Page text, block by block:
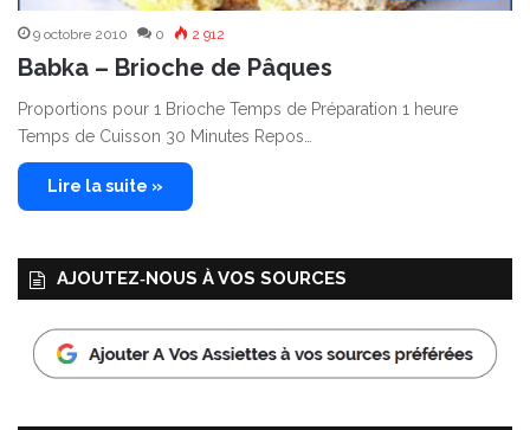
9 octobre 2010 0 2 912
Babka – Brioche de Pâques
Proportions pour 1 Brioche Temps de Préparation 1 heure
Temps de Cuisson 30 Minutes Repos…
Lire la suite »
AJOUTEZ‑NOUS À VOS SOURCES